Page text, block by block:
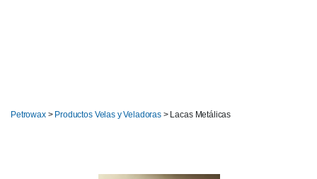
Petrowax> Productos Velas y Veladoras> Lacas Metálicas